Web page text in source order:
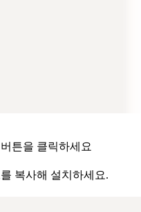
튼을 클릭하세요
복사해 설치하세요.